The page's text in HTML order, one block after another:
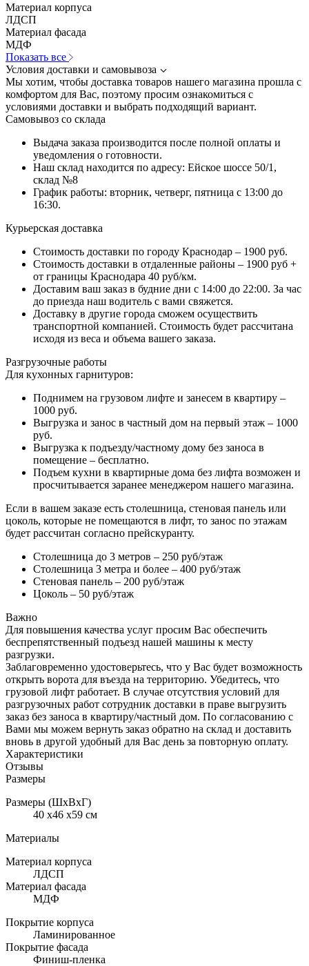
Материал корпуса
ЛДСП
Материал фасада
МДФ
Показать все
Условия доставки и самовывоза
Мы хотим, чтобы доставка товаров нашего магазина прошла с
комфортом для Вас, поэтому просим ознакомиться с
условиями доставки и выбрать подходящий вариант.
Самовывоз со склада
Выдача заказа производится после полной оплаты и
уведомления о готовности.
Наш склад находится по адресу: Ейское шоссе 50/1,
склад №8
График работы: вторник, четверг, пятница с 13:00 до
16:30.
Курьерская доставка
Стоимость доставки по городу Краснодар – 1900 руб.
Стоимость доставки в отдаленные районы – 1900 руб +
от границы Краснодара 40 руб/км.
Доставим ваш заказ в будние дни с 14:00 до 22:00. За час
до приезда наш водитель с вами свяжется.
Доставку в другие города сможем осуществить
транспортной компанией. Стоимость будет рассчитана
исходя из веса и объема вашего заказа.
Разгрузочные работы
Для кухонных гарнитуров:
Поднимем на грузовом лифте и занесем в квартиру –
1000 руб.
Выгрузка и занос в частный дом на первый этаж – 1000
руб.
Выгрузка к подъезду/частному дому без заноса в
помещение – бесплатно.
Подъем кухни в квартирные дома без лифта возможен и
просчитывается заранее менеджером нашего магазина.
Если в вашем заказе есть столешница, стеновая панель или
цоколь, которые не помещаются в лифт, то занос по этажам
будет рассчитан согласно прейскуранту.
Столешница до 3 метров – 250 руб/этаж
Столешница 3 метра и более – 400 руб/этаж
Стеновая панель – 200 руб/этаж
Цоколь – 50 руб/этаж
Важно
Для повышения качества услуг просим Вас обеспечить
беспрепятственный подъезд нашей машины к месту
разгрузки.
Заблаговременно удостоверьтесь, что у Вас будет возможность
открыть ворота для въезда на территорию. Убедитесь, что
грузовой лифт работает. В случае отсутствия условий для
разгрузочных работ сотрудник доставки в праве выгрузить
заказ без заноса в квартиру/частный дом. По согласованию с
Вами мы можем вернуть заказ обратно на склад и доставить
вновь в другой удобный для Вас день за повторную оплату.
Характеристики
Отзывы
Размеры
Размеры (ШхВхГ)
40 x46 x59 см
Материалы
Материал корпуса
ЛДСП
Материал фасада
МДФ
Покрытие корпуса
Ламинированное
Покрытие фасада
Финиш-пленка